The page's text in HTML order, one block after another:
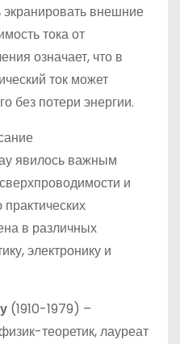
экранировать внешние
тока от
означает, что в
ток может
без потери энергии.
явилось важным
и
в различных
электронику и
(1910-1979) –
теоретик, лауреат